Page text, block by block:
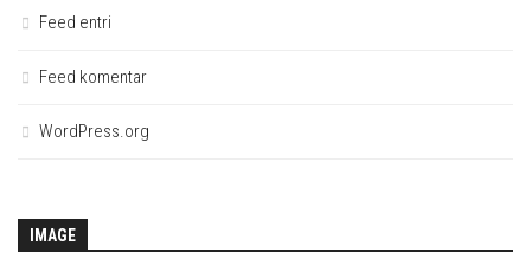
Feed entri
Feed komentar
WordPress.org
IMAGE